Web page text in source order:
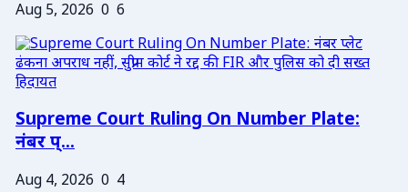
Aug 5, 2026 0 6
Supreme Court Ruling On Number Plate:
नंबर प्...
Aug 4, 2026 0 4